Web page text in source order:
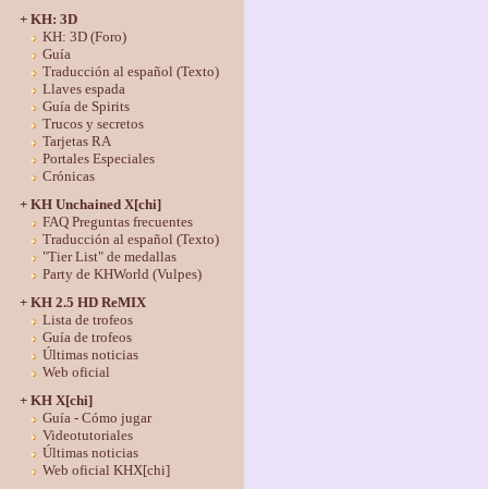
+ KH: 3D
KH: 3D (Foro)
Guía
Traducción al español (Texto)
Llaves espada
Guía de Spirits
Trucos y secretos
Tarjetas RA
Portales Especiales
Crónicas
+ KH Unchained X[chi]
FAQ Preguntas frecuentes
Traducción al español (Texto)
"Tier List" de medallas
Party de KHWorld (Vulpes)
+ KH 2.5 HD ReMIX
Lista de trofeos
Guía de trofeos
Últimas noticias
Web oficial
+ KH X[chi]
Guía - Cómo jugar
Videotutoriales
Últimas noticias
Web oficial KHX[chi]